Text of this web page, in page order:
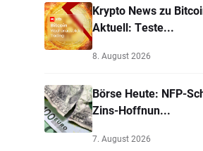
Krypto News zu
Aktuell: Teste...
8. August 2026
Börse Heute: NFP-
Zins-Hoffnun...
7. August 2026